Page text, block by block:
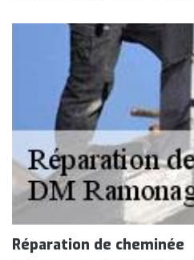
Réparation de cheminée